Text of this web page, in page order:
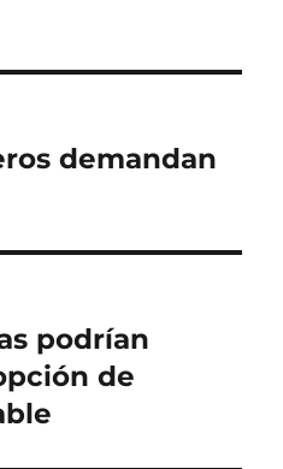
demandan
podrían
de